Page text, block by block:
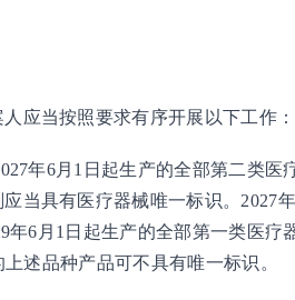
应当按照要求有序开展以下工作：
年6月1日起生产的全部第二类
当具有医疗器械唯一标识。2027
年6月1日起生产的全部第一类医疗
述品种产品可不具有唯一标识。